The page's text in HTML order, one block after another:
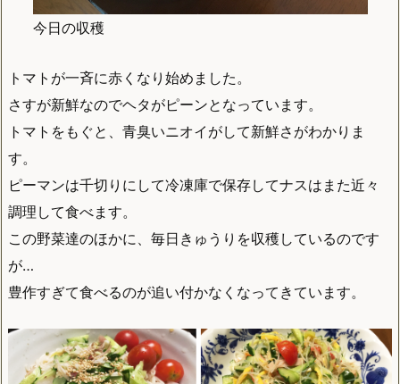
今日の収穫
トマトが一斉に赤くなり始めました。
さすが新鮮なのでヘタがピーンとなっています。
トマトをもぐと、青臭いニオイがして新鮮さがわかりま
す。
ピーマンは千切りにして冷凍庫で保存してナスはまた近々
調理して食べます。
この野菜達のほかに、毎日きゅうりを収穫しているのです
が…
豊作すぎて食べるのが追い付かなくなってきています。